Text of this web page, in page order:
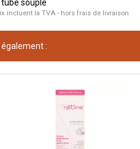
souple
incluent la TVA - hors frais de livraison.
: